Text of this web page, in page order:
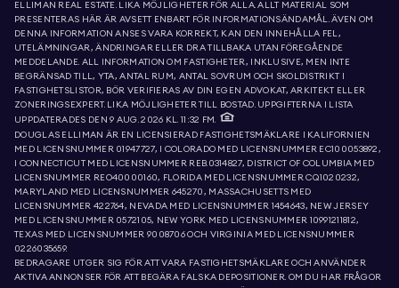
ELLIMAN REAL ESTATE. LIKA MÖJLIGHETER FÖR ALLA. ALLT MATERIAL SOM
PRESENTERAS HÄR ÄR AVSETT ENBART FÖR INFORMATIONSÄNDAMÅL. ÄVEN OM
DENNA INFORMATION ANSES VARA KORREKT, KAN DEN INNEHÅLLA FEL,
UTELÄMNINGAR, ÄNDRINGAR ELLER DRA TILLBAKA UTAN FÖREGÅENDE
MEDDELANDE. ALL INFORMATION OM FASTIGHETER, INKLUSIVE, MEN INTE
BEGRÄNSAD TILL, YTA, ANTAL RUM, ANTAL SOVRUM OCH SKOLDISTRIKT I
FASTIGHETSLISTOR, BÖR VERIFIERAS AV DIN EGEN ADVOKAT, ARKITEKT ELLER
ZONERINGSEXPERT. LIKA MÖJLIGHETER TILL BOSTAD. UPPGIFTERNA I LISTA
UPPDATERADES DEN 9 AUG. 2026 KL. 11:32 FM.
DOUGLAS ELLIMAN ÄR EN LICENSIERAD FASTIGHETSMÄKLARE I KALIFORNIEN
MED LICENSNUMMER 01947727, I COLORADO MED LICENSNUMMER EC100053892,
I CONNECTICUT MED LICENSNUMMER REB.0314827, DISTRICT OF COLUMBIA MED
LICENSNUMMER REO40000160, FLORIDA MED LICENSNUMMER CQ1020232,
MARYLAND MED LICENSNUMMER 645270, MASSACHUSETTS MED
LICENSNUMMER 422764, NEVADA MED LICENSNUMMER 1454643, NEW JERSEY
MED LICENSNUMMER 0572105, NEW YORK MED LICENSNUMMER 10991211812,
TEXAS MED LICENSNUMMER 9008706 OCH VIRGINIA MED LICENSNUMMER
0226035659.
BEDRAGARE UTGER SIG FÖR ATT VARA FASTIGHETSMÄKLARE OCH ANVÄNDER
AKTIVA ANNONSER FÖR ATT BEGÄRA FALSKA DEPOSITIONER. OM DU HAR FRÅGOR